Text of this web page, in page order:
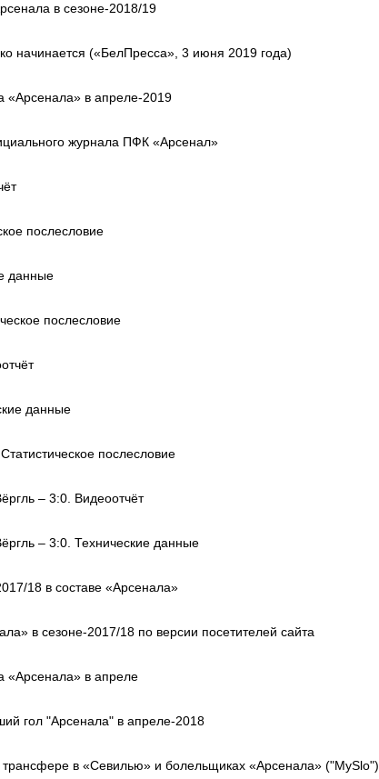
в сезоне-2018/19
начинается («БелПресса», 3 июня 2019 года)
«Арсенала» в апреле-2019
журнала ПФК «Арсенал»
послесловие
данные
послесловие
данные
послесловие
– 3:0. Видеоотчёт
– 3:0. Технические данные
18 в составе «Арсенала»
в сезоне-2017/18 по версии посетителей сайта
«Арсенала» в апреле
гол "Арсенала" в апреле-2018
трансфере в «Севилью» и болельщиках «Арсенала» ("MySlo")